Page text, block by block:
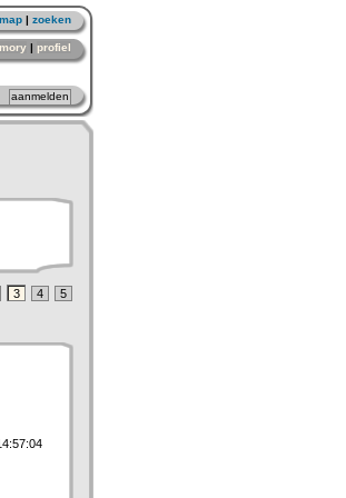
| zoeken
| profiel
3 4 5